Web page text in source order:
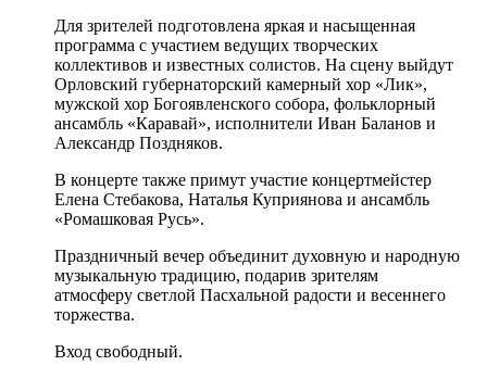
Для зрителей подготовлена яркая и насыщенная
программа с участием ведущих творческих
коллективов и известных солистов. На сцену выйдут
Орловский губернаторский камерный хор «Лик»,
мужской хор Богоявленского собора, фольклорный
ансамбль «Каравай», исполнители Иван Баланов и
Александр Поздняков.
В концерте также примут участие концертмейстер
Елена Стебакова, Наталья Куприянова и ансамбль
«Ромашковая Русь».
Праздничный вечер объединит духовную и народную
музыкальную традицию, подарив зрителям
атмосферу светлой Пасхальной радости и весеннего
торжества.
Вход свободный.